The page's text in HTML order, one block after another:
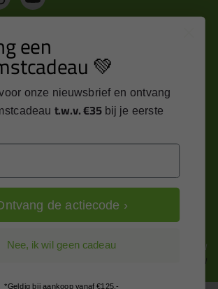
deals rechtstreeks in je
Inschrijven
Alle prijzen zijn in EURO en excl. 21% BTW
wijzig naar incl. BTW
een
💚
onze nieuwsbrief en ontvang
t.w.v. €35 bij je eerste
de actiecode ›
Nee, ik wil geen cadeau
*Geldig bij aankoop vanaf €125,-